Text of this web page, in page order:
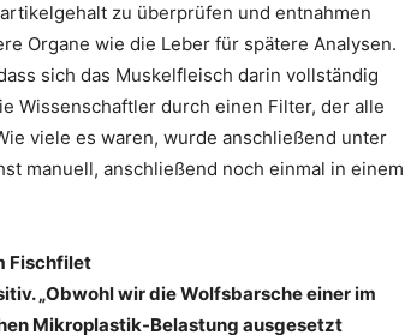
zu überprüfen und entnahmen
Organe wie die Leber für spätere Analysen.
sich das Muskelfleisch darin vollständig
Wissenschaftler durch einen Filter, der alle
viele es waren, wurde anschließend unter
manuell, anschließend noch einmal in einem
Fischfilet
„Obwohl wir die Wolfsbarsche einer im
Mikroplastik-Belastung ausgesetzt